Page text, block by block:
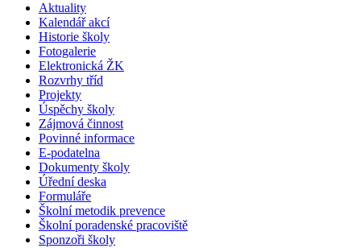
Aktuality
Kalendář akcí
Historie školy
Fotogalerie
Elektronická ŽK
Rozvrhy tříd
Projekty
Úspěchy školy
Zájmová činnost
Povinné informace
E-podatelna
Dokumenty školy
Úřední deska
Formuláře
Školní metodik prevence
Školní poradenské pracoviště
Sponzoři školy